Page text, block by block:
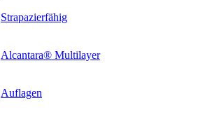
Strapazierfähig
Alcantara® Multilayer
Auflagen